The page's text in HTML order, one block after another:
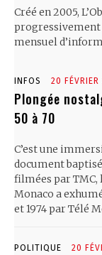
Créé en 2005,
progressivement
mensuel
INFOS 20
Plongée
50 à 70
C’est une
document
filmées par
Monaco a
et 1974 par Télé
POLITIQUE 20